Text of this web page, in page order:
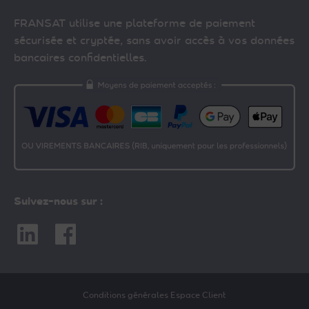
FRANSAT utilise une plateforme de paiement
sécurisée et cryptée, sans avoir accès à vos données
bancaires confidentielles.
Suivez-nous sur :
LinkedinFacebook
Conditions générales Espace Client